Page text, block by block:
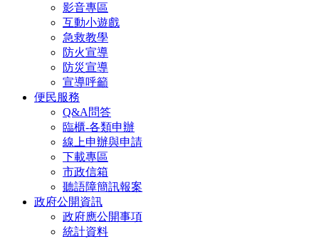
影音專區
互動小遊戲
急救教學
防火宣導
防災宣導
宣導呼籲
便民服務
Q&A問答
臨櫃-各類申辦
線上申辦與申請
下載專區
市政信箱
聽語障簡訊報案
政府公開資訊
政府應公開事項
統計資料